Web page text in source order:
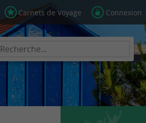
Carnets de Voyage Connexion